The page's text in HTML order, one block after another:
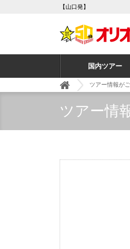
【山口発】
国内ツアー
ツアー情報が
ツアー情